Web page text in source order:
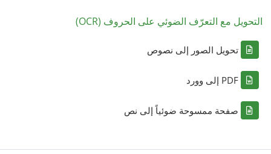
التحويل مع التعرّف الضوئي على الحروف (OCR)
تحويل الصور إلى نصوص
PDF إلى وورد
صفحة ممسوحة ضوئياً إلى نص